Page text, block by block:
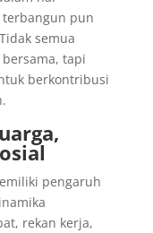
terbangun pun
semua
tapi
berkontribusi
pengaruh
rekan kerja,